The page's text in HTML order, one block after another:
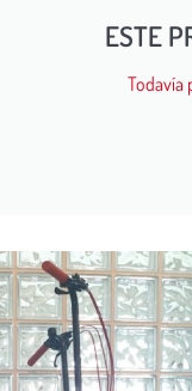
ESTE
Todavía